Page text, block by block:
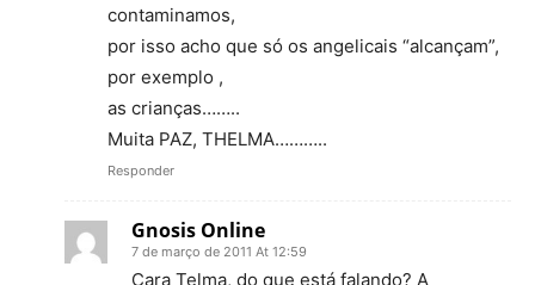
contaminamos,
por isso acho que só os angelicais “alcançam”,
por exemplo ,
as crianças……..
Muita PAZ, THELMA………..
Responder
Gnosis Online
7 de março de 2011 At 12:59
Cara Telma, do que está falando? A